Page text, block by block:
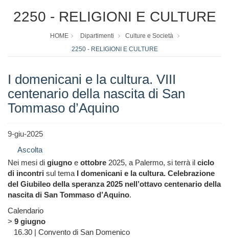
2250 - RELIGIONI E CULTURE
HOME Dipartimenti
Culture e Società
2250 - RELIGIONI E CULTURE
I domenicani e la cultura. VIII
centenario della nascita di San
Tommaso d’Aquino
9-giu-2025
Ascolta
Nei mesi di giugno e ottobre 2025, a Palermo, si terrà il ciclo
di incontri sul tema I domenicani e la cultura. Celebrazione
del Giubileo della speranza 2025 nell’ottavo centenario della
nascita di San Tommaso d’Aquino.
Calendario
> 9 giugno
16.30 | Convento di San Domenico